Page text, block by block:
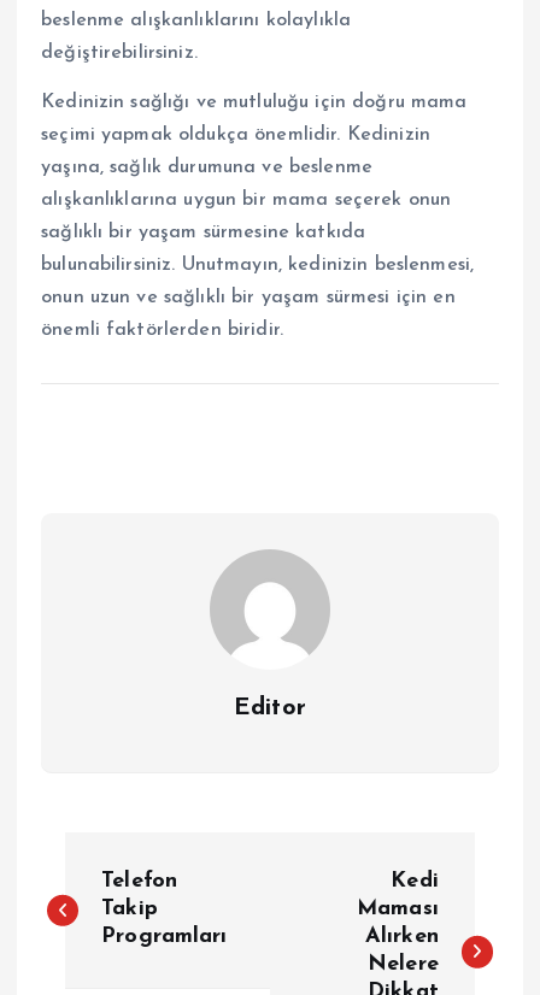
beslenme alışkanlıklarını kolaylıkla
değiştirebilirsiniz.
Kedinizin sağlığı ve mutluluğu için doğru mama
seçimi yapmak oldukça önemlidir. Kedinizin
yaşına, sağlık durumuna ve beslenme
alışkanlıklarına uygun bir mama seçerek onun
sağlıklı bir yaşam sürmesine katkıda
bulunabilirsiniz. Unutmayın, kedinizin beslenmesi,
onun uzun ve sağlıklı bir yaşam sürmesi için en
önemli faktörlerden biridir.
Editor
a
Telefon
Takip
Programları
Kedi
Maması
Alırken
Nelere